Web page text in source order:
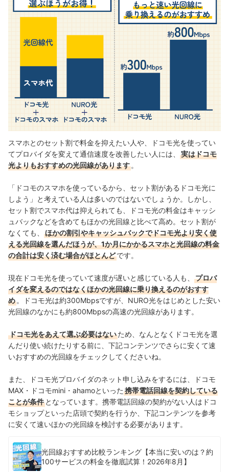
スマホとのセット割で料金を抑えたい人や、ドコモ光を使ってい
てプロバイダを変えて通信速度を改善したい人には、
実はドコモ
光よりもおすすめの光回線があります 。
「ドコモのスマホを使っているから、セット割があるドコモ光に
しよう」と考えている人は多いのではないでしょうか。しかし、
セット割でスマホ代は抑えられても、ドコモ光の料金はキャッシ
ュバックなどを含めてもほかの光回線と比べて高め。セット割が
なくても、
ほかの割引やキャッシュバックでドコモ光より安く使
える光回線を選んだほうが、1か月にかかるスマホと光回線の料金
の合計は安く済む場合がほとんどです。
現在ドコモ光を使っていて速度が遅いと感じている人も、
プロバ
イダを変えるのではなくほかの光回線に乗り換えるのがおすす
め 。ドコモ光は約300Mbpsですが、NURO光をはじめとした安い
光回線のなかにも約800Mbpsの高速の光回線があります。
ドコモ光をあえて選ぶ必要はないため、なんとなくドコモ光を選
んだり使い続けたりする前に、下記コンテンツでさらに安くて速
いおすすめの光回線をチェックしてくださいね。
また、ドコモ光プロバイダのネット申し込みをするには、ドコモ
MAX・ドコモmini・ahamoといった 携帯電話回線を契約している
ことが条件 となっています。携帯電話回線の契約がない人はドコ
モショップといった店頭で契約を行うか、下記コンテンツを参考
に安くて速いほかの光回線を検討する必要があります。
光回線おすすめ比較ランキング【本当に安いのは？約
100サービスの料金を徹底試算！2026年8月】